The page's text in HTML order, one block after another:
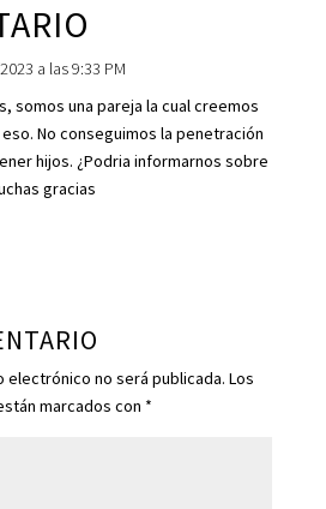
a las 9:33 PM
somos una pareja la cual creemos
No conseguimos la penetración
hijos. ¿Podria informarnos sobre
gracias
electrónico no será publicada. Los
marcados con *